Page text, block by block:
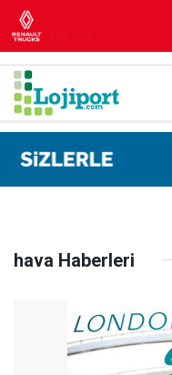
hava Haberleri